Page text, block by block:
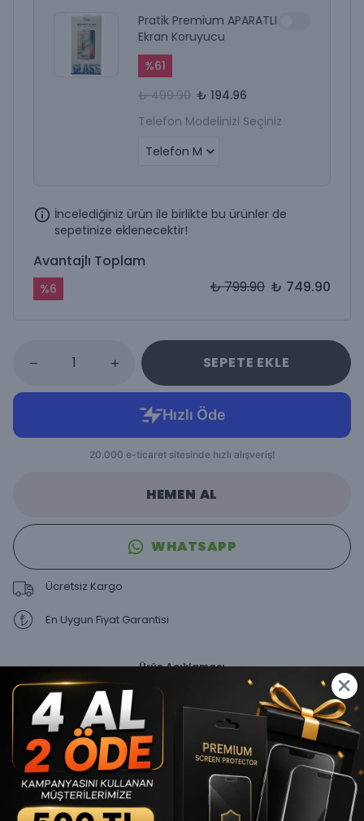
Pratik Premium APARATLI
Ekran Koruyucu
%61
₺ 499.90 ₺ 194.96
Telefon Modelinizi Seçiniz
İncelediğiniz ürün ile birlikte bu ürünler de
sepetinize eklenecektir!
Avantajlı Toplam
%6 ₺ 799.90 ₺ 749.90
SEPETE EKLE
HEMEN AL
WHATSAPP
Ücretsiz Kargo
En Uygun Fiyat Garantisi
Ürün Açıklaması
Şık ve Modern Tasarım
: Açık gri renk tonuyla zarif bir
görünüm sunar, telefonunuza sofistike bir stil katar.
MagSafe Uyumluluğu
: Mükemmel MagSafe
entegrasyonu ile kablosuz şarj deneyiminizi kesintisiz ve